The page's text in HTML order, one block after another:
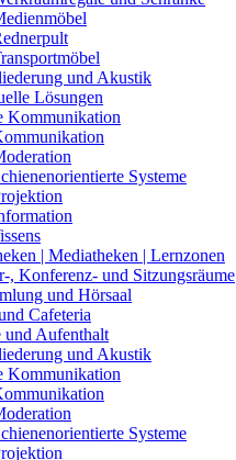
und Akustik
Lösungen
Kommunikation
Systeme
| Mediatheken | Lernzonen
, Konferenz- und Sitzungsräume
und Hörsaal
Cafeteria
und Aufenthalt
und Akustik
Kommunikation
Systeme